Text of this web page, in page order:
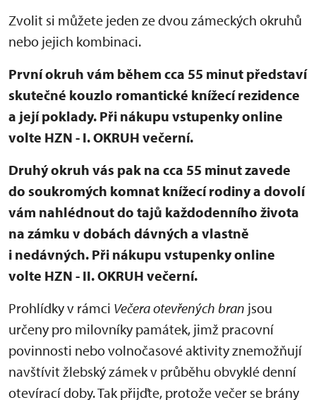
Zvolit si můžete jeden ze dvou zámeckých okruhů
nebo jejich kombinaci.
První okruh vám během cca 55 minut představí
skutečné kouzlo romantické knížecí rezidence
a její poklady. Při nákupu vstupenky online
volte HZN - I. OKRUH večerní.
Druhý okruh vás pak na cca 55 minut zavede
do soukromých komnat knížecí rodiny a dovolí
vám nahlédnout do tajů každodenního života
na zámku v dobách dávných a vlastně
i nedávných. Při nákupu vstupenky online
volte HZN - II. OKRUH večerní.
Prohlídky v rámci Večera otevřených bran jsou
určeny pro milovníky památek, jimž pracovní
povinnosti nebo volnočasové aktivity znemožňují
navštívit žlebský zámek v průběhu obvyklé denní
otevírací doby. Tak přijďte, protože večer se brány